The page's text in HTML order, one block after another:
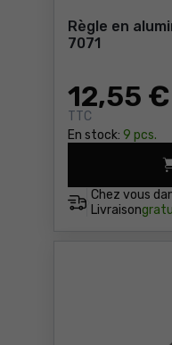
Règle en
7071
12,55 €
TTC
En stock: 9 pcs.
Chez vous
Livraison